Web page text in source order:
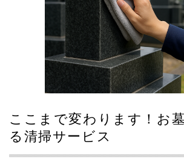
ら手をつけていいかわからない」「気持
い」 そんな方にも寄り添いながら、丁寧
す。 写真でのご相談も可能です。まずは
2026.01.13
現在、1日1件限定でお墓掃除・お参り代
ます。 ご希望の日程がある方は、お早め
い。
2025.12.07
ここまで変わります！お
る清掃サービス